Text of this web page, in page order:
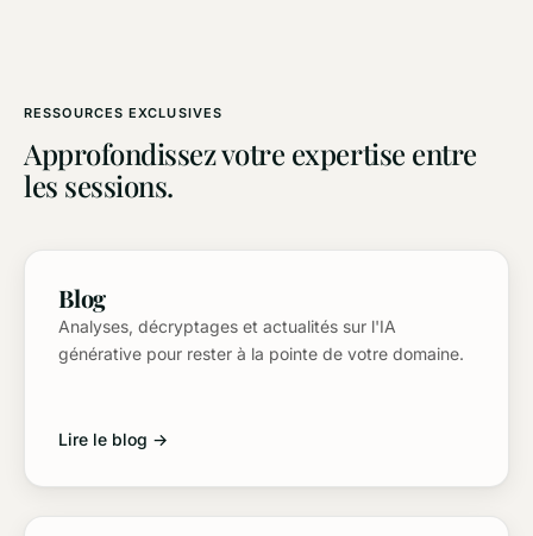
RESSOURCES EXCLUSIVES
Approfondissez votre expertise entre
les sessions.
Blog
Analyses, décryptages et actualités sur l'IA
générative pour rester à la pointe de votre domaine.
Lire le blog →